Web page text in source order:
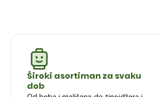
Široki asortiman za svaku
dob